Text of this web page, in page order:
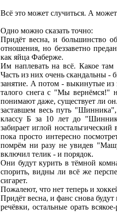
Всё это может случиться. А
Одно можно сказать точно:
Придёт весна, и большинство
отношения, но беззаветно
как яйца Фаберже.
Им наплевать на всё. Какое
Часть из них очень скандальны -
занятие. А потом - выкинутые из
талого снега с "Мы вернёмся!"
понимают даже, существует ли
заставшем весь путь
классу Б за 10 лет до
забирает иглой
пока просто интересно
помрём ни разу не увидев
включил телик - и порядок.
Они будут курить в тёмной
спорить, видны ли всё же
сигарет.
Пожалеют, что нет теперь и
Придёт весна, и фанс снова будут
речёвки, остальные орать